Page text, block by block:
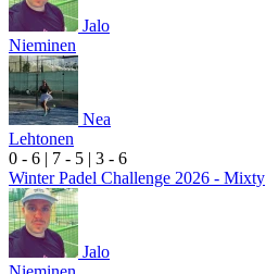
Jalo
Nieminen
Nea
Lehtonen
0 - 6 | 7 - 5 | 3 - 6
Winter Padel Challenge 2026 - Mixty
Jalo